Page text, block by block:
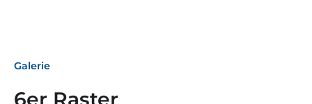
Galerie